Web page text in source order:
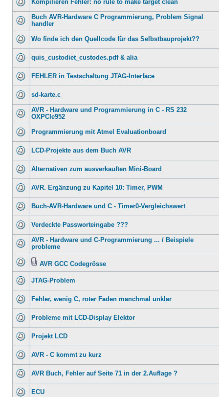
Kompilieren Fehler: no rule to make target clean
Buch AVR-Hardware C Programmierung, Problem Signal
handler
Wo finde ich den Quellcode für das Selbstbauprojekt??
quis_custodiet_custodes.pdf & alia
FEHLER in Testschaltung JTAG-Interface
sd-karte.c
AVR - Hardware und Programmierung in C - RS 232
OXPCIe952
Programmierung mit Atmel Evaluationboard
LCD-Projekte aus dem Buch AVR
Alternativen zum ausverkauften Mini-Board
AVR. Ergänzung zu Kapitel 10: Timer, PWM
Buch-AVR-Hardware und C - Timer0-Vergleichswert
Verdeckte Passworteingabe ???
AVR - Hardware und C-Programmierung ... / Beispiele
probleme
AVR GCC Codegrösse
JTAG-Problem
Fehler, wenig C, roter Faden manchmal unklar
Probleme mit LCD-Display Elektor
Projekt LCD
AVR - C kommt zu kurz
AVR Buch, Fehler auf Seite 71 in der 2.Auflage ?
ECU